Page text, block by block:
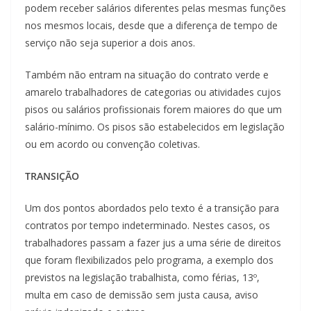
podem receber salários diferentes pelas mesmas funções
nos mesmos locais, desde que a diferença de tempo de
serviço não seja superior a dois anos.
Também não entram na situação do contrato verde e
amarelo trabalhadores de categorias ou atividades cujos
pisos ou salários profissionais forem maiores do que um
salário-mínimo. Os pisos são estabelecidos em legislação
ou em acordo ou convenção coletivas.
TRANSIÇÃO
Um dos pontos abordados pelo texto é a transição para
contratos por tempo indeterminado. Nestes casos, os
trabalhadores passam a fazer jus a uma série de direitos
que foram flexibilizados pelo programa, a exemplo dos
previstos na legislação trabalhista, como férias, 13º,
multa em caso de demissão sem justa causa, aviso